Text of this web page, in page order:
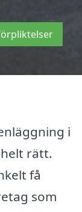
i
rätt.
få
som